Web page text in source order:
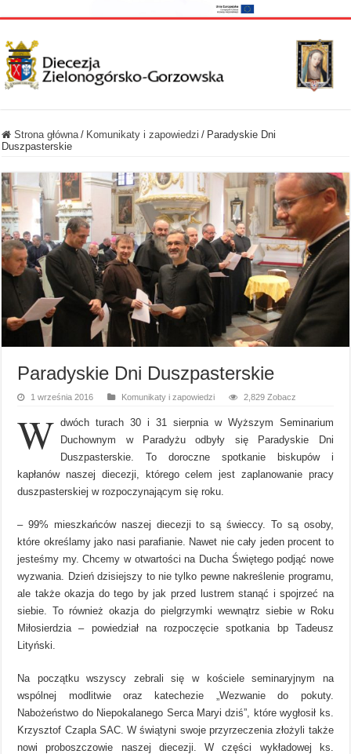
Strona główna / Komunikaty i zapowiedzi / Paradyskie Dni
Duszpasterskie
Paradyskie Dni Duszpasterskie
1 września 2016 Komunikaty i zapowiedzi 2,829 Zobacz
W dwóch turach 30 i 31 sierpnia w Wyższym Seminarium
Duchownym w Paradyżu odbyły się Paradyskie Dni
Duszpasterskie. To doroczne spotkanie biskupów i
kapłanów naszej diecezji, którego celem jest zaplanowanie pracy
duszpasterskiej w rozpoczynającym się roku.
– 99% mieszkańców naszej diecezji to są świeccy. To są osoby,
które określamy jako nasi parafianie. Nawet nie cały jeden procent to
jesteśmy my. Chcemy w otwartości na Ducha Świętego podjąć nowe
wyzwania. Dzień dzisiejszy to nie tylko pewne nakreślenie programu,
ale także okazja do tego by jak przed lustrem stanąć i spojrzeć na
siebie. To również okazja do pielgrzymki wewnątrz siebie w Roku
Miłosierdzia – powiedział na rozpoczęcie spotkania bp Tadeusz
Lityński.
Na początku wszyscy zebrali się w kościele seminaryjnym na
wspólnej modlitwie oraz katechezie „Wezwanie do pokuty.
Nabożeństwo do Niepokalanego Serca Maryi dziś”, które wygłosił ks.
Krzysztof Czapla SAC. W świątyni swoje przyrzeczenia złożyli także
nowi proboszczowie naszej diecezji. W części wykładowej ks.